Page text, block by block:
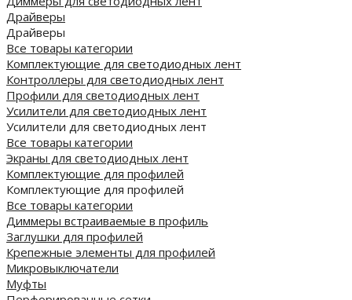
Драйверы
Драйверы
Все товары категории
Комплектующие для светодиодных лент
Контроллеры для светодиодных лент
Профили для светодиодных лент
Усилители для светодиодных лент
Усилители для светодиодных лент
Все товары категории
Экраны для светодиодных лент
Комплектующие для профилей
Комплектующие для профилей
Все товары категории
Диммеры встраиваемые в профиль
Заглушки для профилей
Крепежные элементы для профилей
Микровыключатели
Муфты